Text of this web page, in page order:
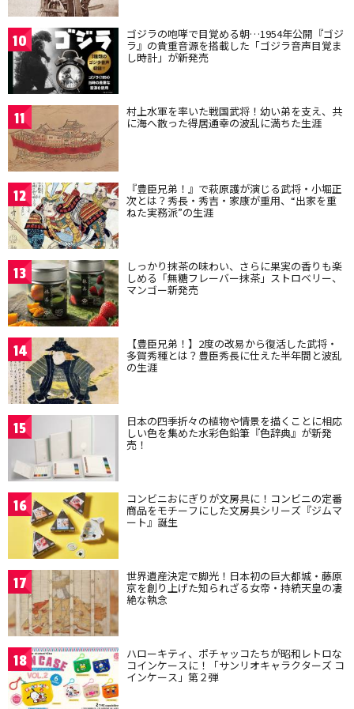
10 ゴジラの咆哮で目覚める朝…1954年公開『ゴジ
ラ』の貴重音源を搭載した「ゴジラ音声目覚ま
し時計」が新発売
11 村上水軍を率いた戦国武将！幼い弟を支え、共
に海へ散った得居通幸の波乱に満ちた生涯
12 『豊臣兄弟！』で萩原護が演じる武将・小堀正
次とは？秀長・秀吉・家康が重用、“出家を重
ねた実務派”の生涯
13 しっかり抹茶の味わい、さらに果実の香りも楽
しめる「無糖フレーバー抹茶」ストロベリー、
マンゴー新発売
14 【豊臣兄弟！】2度の改易から復活した武将・
多賀秀種とは？豊臣秀長に仕えた半年間と波乱
の生涯
15 日本の四季折々の植物や情景を描くことに相応
しい色を集めた水彩色鉛筆『色辞典』が新発
売！
16 コンビニおにぎりが文房具に！コンビニの定番
商品をモチーフにした文房具シリーズ『ジムマ
ート』誕生
17 世界遺産決定で脚光！日本初の巨大都城・藤原
京を創り上げた知られざる女帝・持統天皇の凄
絶な執念
18 ハローキティ、ポチャッコたちが昭和レトロな
コインケースに！「サンリオキャラクターズ コ
インケース」第２弾